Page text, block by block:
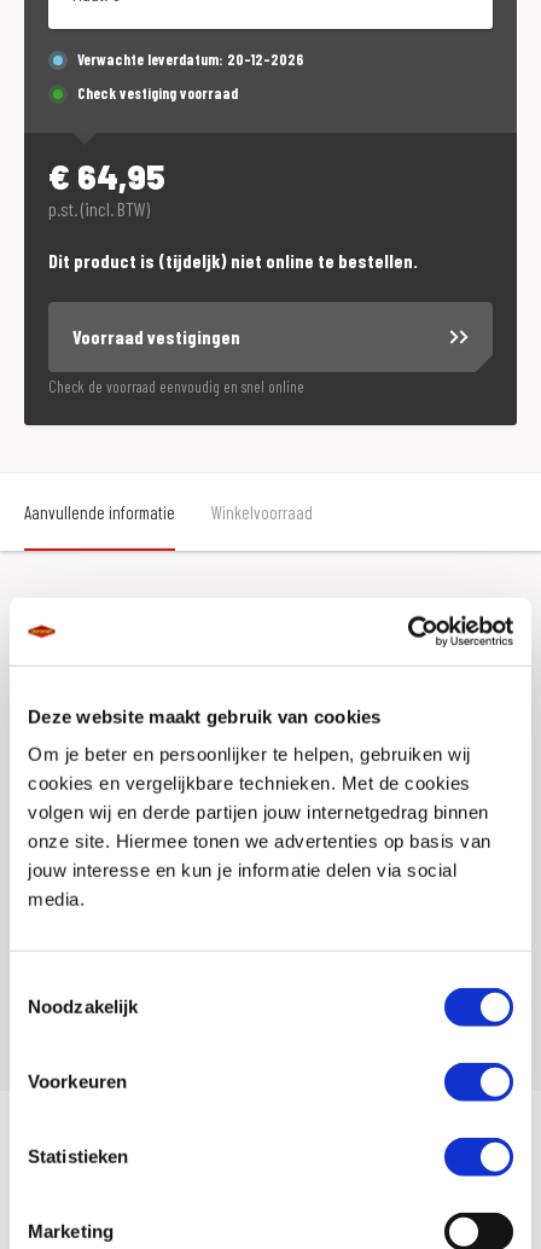
Deze website maakt gebruik van cookies
Om je beter en persoonlijker te helpen, gebruiken wij
cookies en vergelijkbare technieken. Met de cookies
volgen wij en derde partijen jouw internetgedrag binnen
onze site. Hiermee tonen we advertenties op basis van
jouw interesse en kun je informatie delen via social
media.
Noodzakelijk
Voorkeuren
Statistieken
Marketing
Verwachte leverdatum: 20-12-2026
Check vestiging voorraad
€ 64,95
p.st. (incl. BTW)
Dit product is (tijdeljk) niet online te bestellen.
Voorraad vestigingen
Check de voorraad eenvoudig en snel online
Aanvullende informatie Winkelvoorraad
Aanvullende informatie
Kleur
Grijs_Geel
Merk
Dane
EAN
8719451125881
Artikelnummer
116032 S 27
Offline Sales
Met DANE onderkleding wordt een motortocht ook in de zomer een
heerlijke rit. Een mix van polyester Hi-Cool garen en elastan (Spandex)
maakt dit mogelijk. Deze broek behoudt zijn vorm en is eenvoudig te